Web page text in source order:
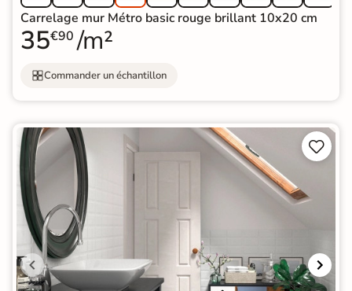
Carrelage mur Métro basic rouge brillant 10x20 cm
35€90 /m²
Commander un échantillon

